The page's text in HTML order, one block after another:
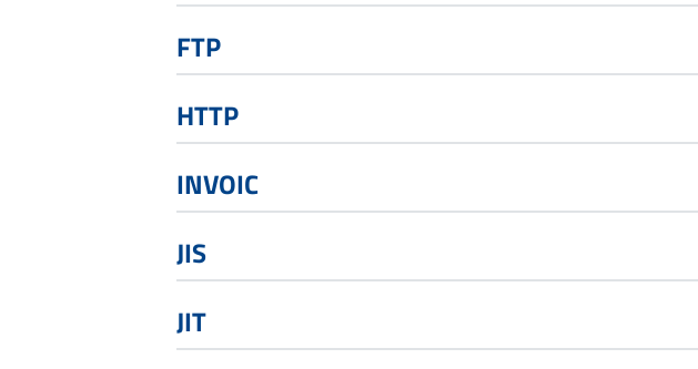
FTP
HTTP
INVOIC
JIS
JIT